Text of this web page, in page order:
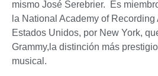
mismo José Serebrier. Es
la National Academy of
Estados Unidos, por New York,
Grammy,la distinción más
musical.